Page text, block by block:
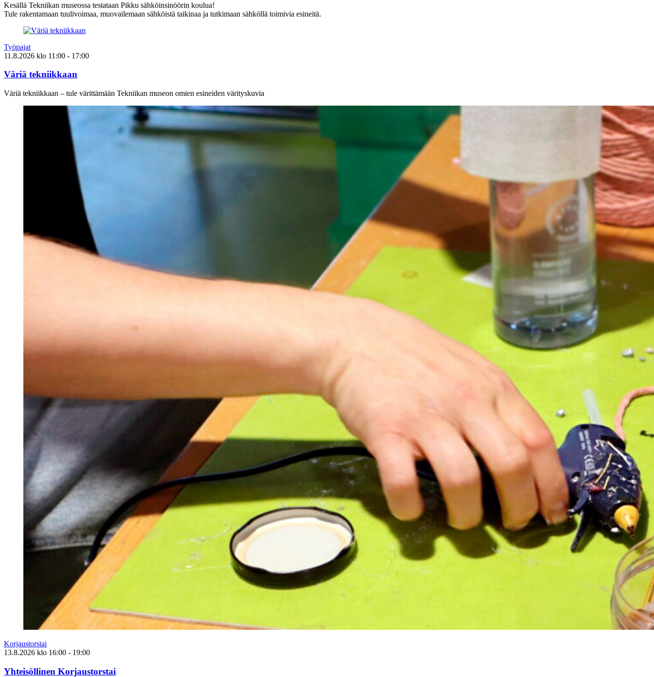
Kesällä Tekniikan museossa testataan Pikku sähköinsinöörin koulua!
Tule rakentamaan tuulivoimaa, muovailemaan sähköistä taikinaa ja tutkimaan sähköllä toimivia esineitä.
Työpajat
11.8.2026 klo 11:00 - 17:00
Väriä tekniikkaan
Väriä tekniikkaan – tule värittämään Tekniikan museon omien esineiden värityskuvia
Korjaustorstai
13.8.2026 klo 16:00 - 19:00
Yhteisöllinen Korjaustorstai